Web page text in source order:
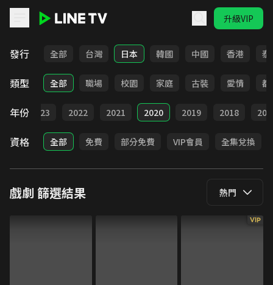
升級VIP
發行 全部 台灣 日本 韓國 中國 香港 泰
類型 全部 職場 校園 家庭 古裝 愛情 都
年份 2023 2022 2021 2020 2019 2018
資格 全部 免費 部分免費 VIP會員 全集兌換
戲劇 篩選結果 熱門
VIP